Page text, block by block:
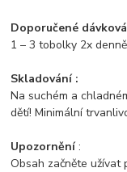
Doporučené
1 – 3 tobolky 2x
Skladování :
Na suchém a
dětí! Minimální
Upozornění:
Obsah začněte užívat